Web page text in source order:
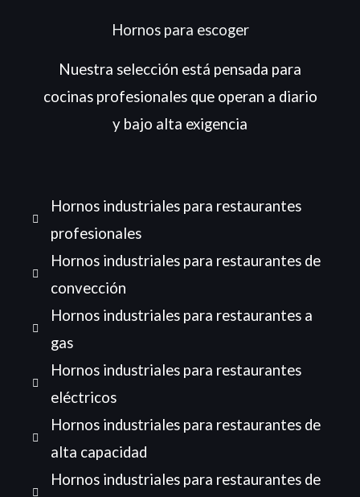
Hornos para escoger
Nuestra selección está pensada para
cocinas profesionales que operan a diario
y bajo alta exigencia
Hornos industriales para restaurantes
profesionales
Hornos industriales para restaurantes de
convección
Hornos industriales para restaurantes a
gas
Hornos industriales para restaurantes
eléctricos
Hornos industriales para restaurantes de
alta capacidad
Hornos industriales para restaurantes de